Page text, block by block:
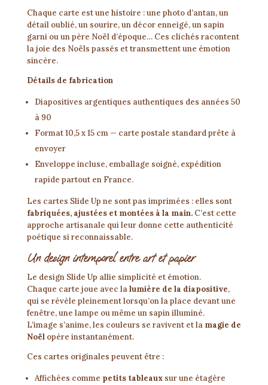
Chaque carte est une histoire : une photo d’antan, un
détail oublié, un sourire, un décor enneigé, un sapin
garni ou un père Noël d’époque… Ces clichés racontent
la joie des Noëls passés et transmettent une émotion
sincère.
Détails de fabrication
Diapositives argentiques authentiques des années 50
à 90
Format 10,5 x 15 cm — carte postale standard prête à
envoyer
Enveloppe incluse, emballage soigné, expédition
rapide partout en France.
Les cartes Slide Up ne sont pas imprimées : elles sont
fabriquées, ajustées et montées à la main.C’est cette
approche artisanale qui leur donne cette authenticité
poétique si reconnaissable.
Un design intemporel entre art et papier
Le design Slide Up allie simplicité et émotion.
Chaque carte joue avec lalumière de la diapositive,
qui se révèle pleinement lorsqu’on la place devant une
fenêtre, une lampe ou même un sapin illuminé.
L’image s’anime, les couleurs se ravivent et la magie de
Noëlopère instantanément.
Ces cartes originales peuvent être :
Affichées comme petits tableauxsur une étagère